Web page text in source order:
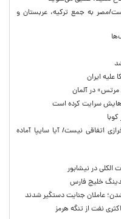
مصر به جمع ترکیه، عربستان و
علیه ایران
در آلمان
سرایت کرده است
اتفاقی نیست/ آیا سایپا آماده
عاملان جنایت دستگیر شدند
نفت از تنگه هرمز